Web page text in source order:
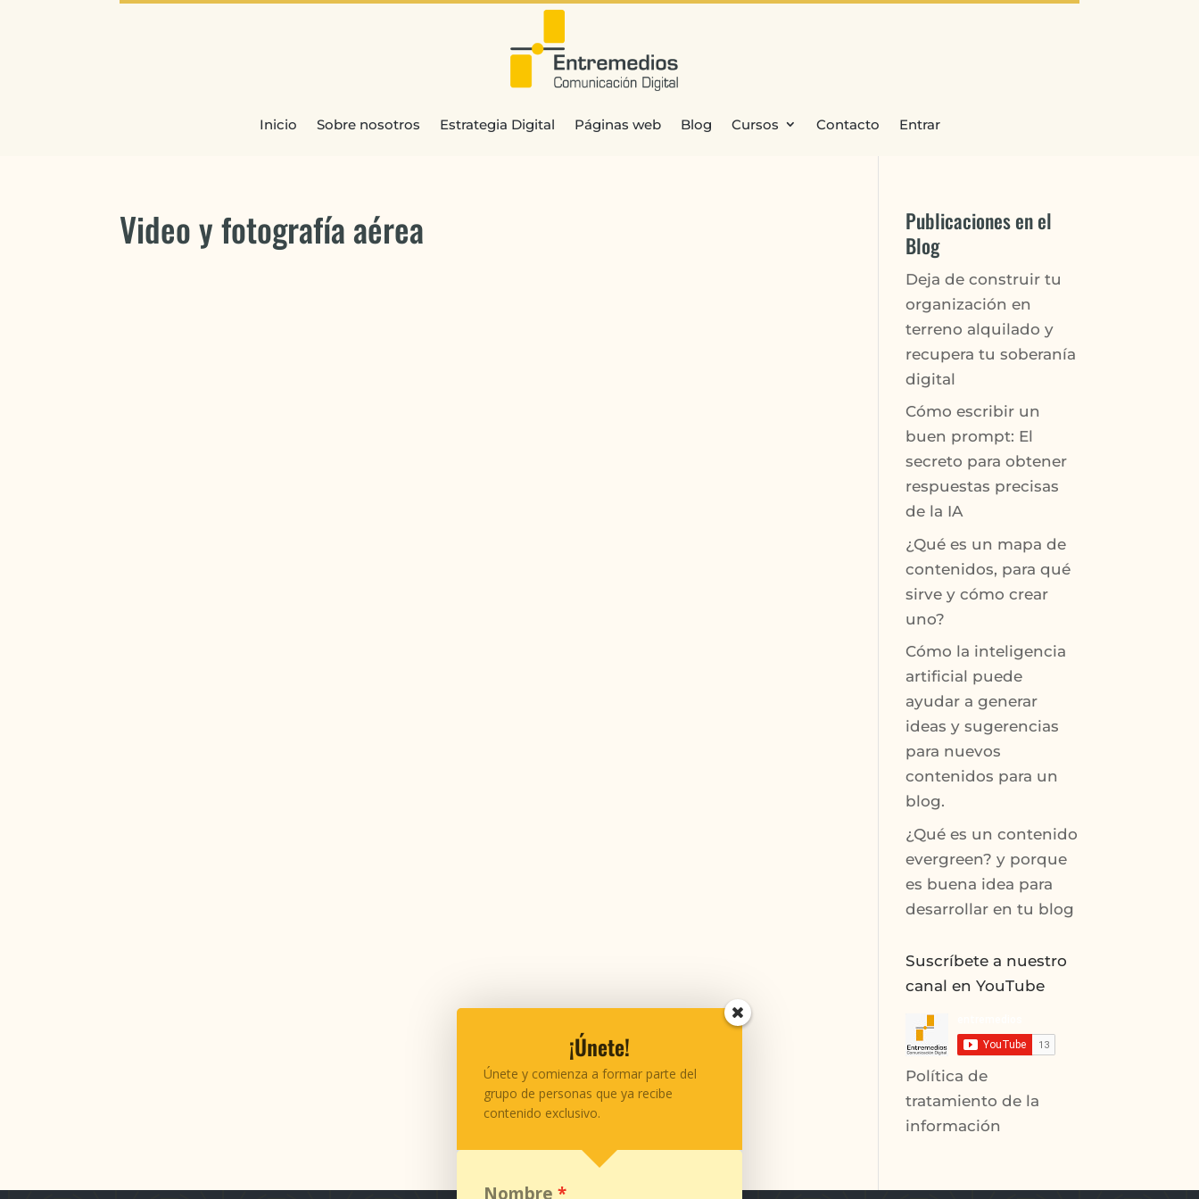
Inicio Sobre nosotros Estrategia Digital Páginas web Blog Cursos Contacto Entrar
Video y fotografía aérea
Publicaciones en el
Blog
Deja de construir tu
organización en
terreno alquilado y
recupera tu soberanía
digital
Cómo escribir un
buen prompt: El
secreto para obtener
respuestas precisas
de la IA
¿Qué es un mapa de
contenidos, para qué
sirve y cómo crear
uno?
Cómo la inteligencia
artificial puede
ayudar a generar
ideas y sugerencias
para nuevos
contenidos para un
blog.
¿Qué es un contenido
evergreen? y porque
es buena idea para
desarrollar en tu blog
Suscríbete a nuestro
canal en YouTube
Política de
tratamiento de la
información
¡Únete!
Únete y comienza a formar parte del
grupo de personas que ya recibe
contenido exclusivo.
Nombre